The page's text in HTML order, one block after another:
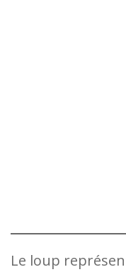
Le loup